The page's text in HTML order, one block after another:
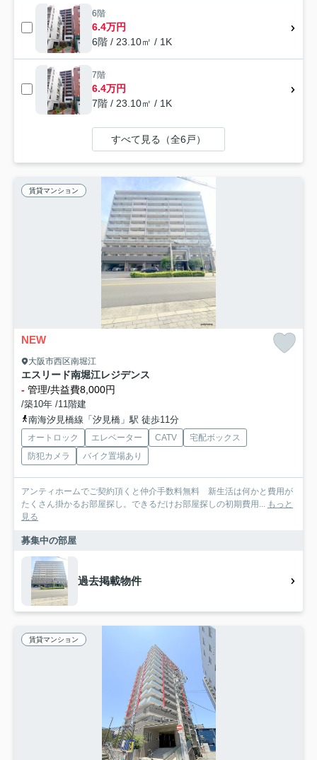
6階
6.4万円
6階 / 23.10㎡ / 1K
7階
6.4万円
7階 / 23.10㎡ / 1K
すべて見る（全6戸）
賃貸マンション
NEW
大阪市西区南堀江
エスリード南堀江レジデンス
- 管理/共益費8,000円
/築10年 /11階建
南海汐見橋線「汐見橋」駅 徒歩11分
オートロック エレベーター CATV
宅配ボックス
防犯カメラ
バイク置場あり
アンティホームでご契約頂くと仲介手数料無料 新生活は何かと費用が
たくさん掛かるお部屋探し。できるだけお部屋探しの初期費用...
もっと
見る
募集中の部屋
過去掲載物件
賃貸マンション